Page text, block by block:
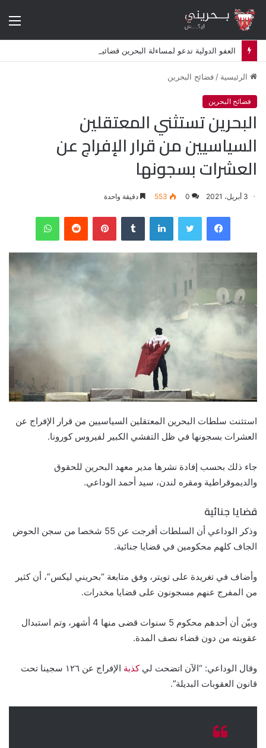
الرئيسية / فضائح البحرين
فضائح البحرين
البحرين تستثني المعتقلين
السياسيين من قرار الإفراج عن
العشرات بسجونها
3 أبريل، 2021 0
553 دقيقة واحدة
فيسبوك لينكدإن بينتيريست
استثنت سلطات البحرين المعتقلين السياسيين من قرار الإفراج عن
العشرات بسجونها في ظل التفشي الكبير لفيروس كورونا.
جاء ذلك بحسب إفادة نشرها مدير معهد البحرين للحقوق
والديموقراطية ومقره لندن، سيد أحمد الوداعي.
قضايا جنائية
وذكر الوداعي أن السلطات أفرجت عن 55 شخصا من سجن الحوض
الجاف كلهم محكومين في قضايا جنائية.
وأضاف في تغريدة على تويتر، وفق متابعة “بحريني ليكس”، أن كثير
من المفرج عنهم مسجونون على قضايا مخدرات.
وبيّن أن أحدهم محكوم 5 سنوات قضى منها 4 أشهر، وتم استبدال
عقوبته من دون قضاء نصف المدة.
وقال الوداعي: “الآن اتضحت ليكذبة
الإفراج عن ١٢٦ سجينا تحت
قانون العقوبات البديلة”.